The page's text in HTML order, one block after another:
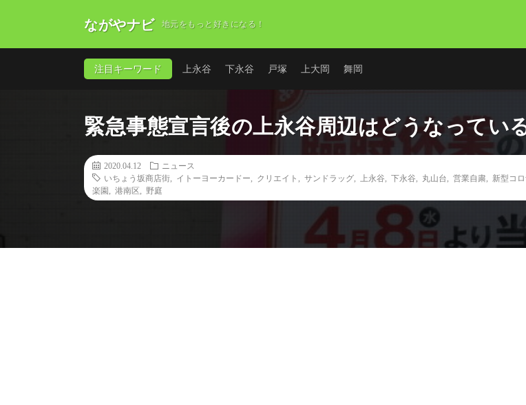
ながやナビ 地元をもっと好きになる！
注目キーワード 上永谷 下永谷 戸塚 上大岡 舞岡
緊急事態宣言後の上永谷周辺はどうなってい
2020.04.12
ニュース
いちょう坂商店街
イトーヨーカードー クリエイト サンドラッグ 上永谷 下永谷 丸山台 営業自粛 新型コ
楽園
港南区 野庭